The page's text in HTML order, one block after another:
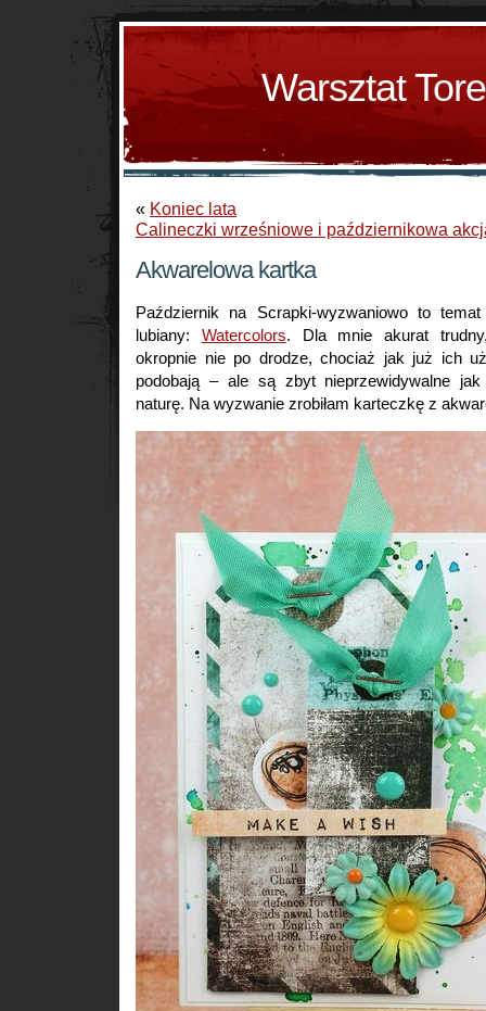
Warsztat
« Koniec lata
Calineczki wrześniowe i październikowa
Akwarelowa kartka
Październik na Scrapki-wyzwaniowo to
lubiany: Watercolors. Dla mnie akurat
okropnie nie po drodze, chociaż jak już ich
podobają – ale są zbyt nieprzewidywalne
naturę. Na wyzwanie zrobiłam karteczkę z